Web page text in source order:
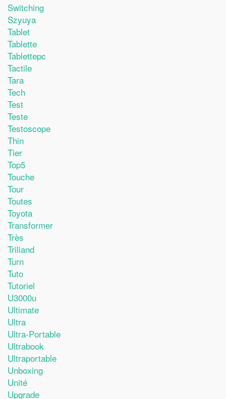
Switching
Szyuya
Tablet
Tablette
Tablettepc
Tactile
Tara
Tech
Test
Teste
Testoscope
Thin
Tier
Top5
Touche
Tour
Toutes
Toyota
Transformer
Très
Triliand
Turn
Tuto
Tutoriel
U3000u
Ultimate
Ultra
Ultra-Portable
Ultrabook
Ultraportable
Unboxing
Unité
Upgrade